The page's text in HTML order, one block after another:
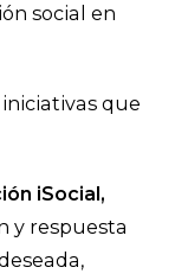
social en
que
iSocial,
y respuesta